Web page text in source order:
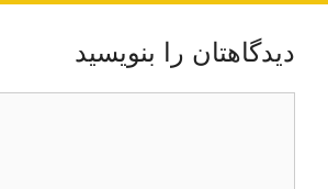
دیدگاهتان را بنویسید